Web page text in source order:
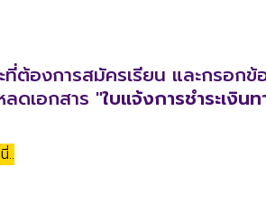
ต้องการสมัครเรียน และกรอก
ลดเอกสาร "ใบแจ้งการชำระเงิ
..